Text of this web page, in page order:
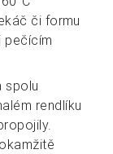
či formu
pečícím
spolu
rendlíku